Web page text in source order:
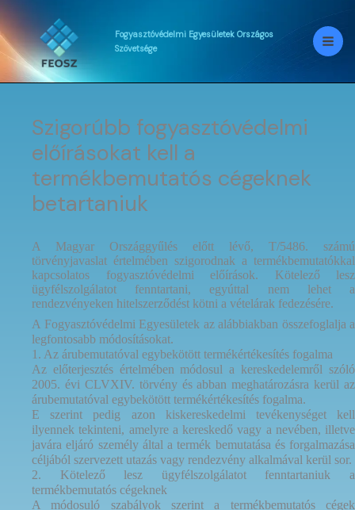
Skip
to
content
Fogyasztóvédelmi Egyesületek Országos
Szövetsége
Szigorúbb fogyasztóvédelmi
előírásokat kell a
termékbemutatós cégeknek
betartaniuk
A Magyar Országgyűlés előtt lévő, T/5486. számú
törvényjavaslat értelmében szigorodnak a termékbemutatókkal
kapcsolatos fogyasztóvédelmi előírások. Kötelező lesz
ügyfélszolgálatot fenntartani, egyúttal nem lehet a
rendezvényeken hitelszerződést kötni a vételárak fedezésére.
A Fogyasztóvédelmi Egyesületek az alábbiakban összefoglalja a
legfontosabb módosításokat.
1. Az árubemutatóval egybekötött termékértékesítés fogalma
Az előterjesztés értelmében módosul a kereskedelemről szóló
2005. évi CLVXIV. törvény és abban meghatározásra kerül az
árubemutatóval egybekötött termékértékesítés fogalma.
E szerint pedig azon kiskereskedelmi tevékenységet kell
ilyennek tekinteni, amelyre a kereskedő vagy a nevében, illetve
javára eljáró személy által a termék bemutatása és forgalmazása
céljából szervezett utazás vagy rendezvény alkalmával kerül sor.
2. Kötelező lesz ügyfélszolgálatot fenntartaniuk a
termékbemutatós cégeknek
A módosuló szabályok szerinta termékbemutatós cégek